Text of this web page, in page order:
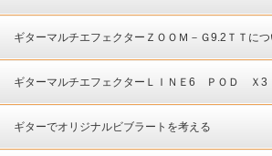
ギターマルチエフェクターＺＯＯＭ－Ｇ9.2ＴＴにつ
ギターマルチエフェクターＬＩＮＥ6 ＰＯＤ Ｘ
ギターでオリジナルビブラートを考える